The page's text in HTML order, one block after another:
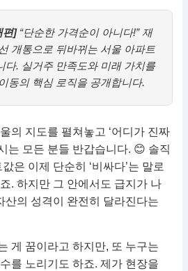
편]“단순한 가격순이 아니다!” 재
개통으로 뒤바뀌는 서울 아파트
다. 실거주 만족도와 미래 가치를
동의 핵심 로직을 공개합니다.
의 지도를 펼쳐놓고 ‘어디가 진짜
는 모든 분들 반갑습니다. 😊 솔직
은 이제 단순히 ‘비싸다’는 말로
. 하지만 그 안에서도 급지가 나
산의 성격이 완전히 달라진다는
게 꿈이라고 하지만, 또 누구는
를 노리기도 하죠. 제가 현장을